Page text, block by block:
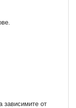
зависимите от